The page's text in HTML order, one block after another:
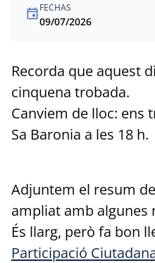
eventFECHAS
09/07/2026
Recorda que aquest
cinquena trobada.
Canviem de lloc: ens
Sa Baronia a les 18 h.
Adjuntem el resum
ampliat amb algunes
És llarg, però fa bon
Participació